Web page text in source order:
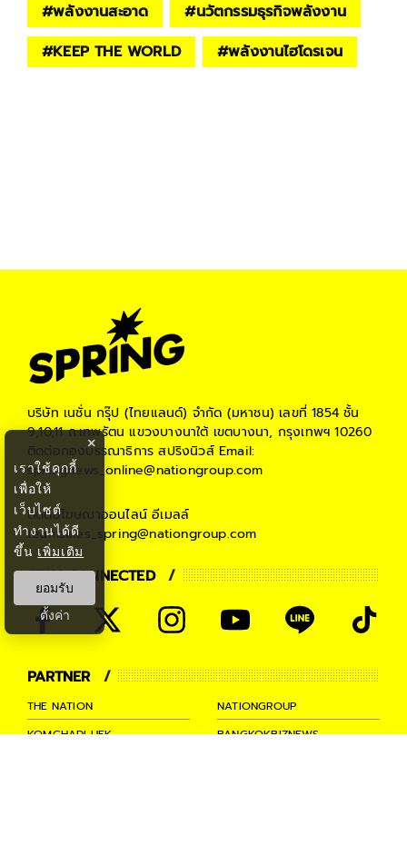
#พลังงานสะอาด #นวัตกรรมธุรกิจพลังงาน
#KEEP THE WORLD #พลังงานไฮโดรเจน
บริษัท เนชั่น กรุ๊ป (ไทยแลนด์) จำกัด (มหาชน) เลขที่ 1854 ชั้น
9,10,11 ถ.เทพรัตน แขวงบางนาใต้ เขตบางนา, กรุงเทพฯ 10260
ติดต่อกองบรรณาธิการ สปริงนิวส์Email:
springnews_online@nationgroup.com
ติดต่อโฆษณาออนไลน์ อีเมลล์
teamsales_spring@nationgroup.com
STAY CONNECTED
PARTNER
THE NATION
NATIONGROUP
KOMCHADLUEK
BANGKOKBIZNEWS
×
เราใช้คุกกี้
เพื่อให้
เว็บไซต์
ทำงานได้ดี
ขึ้น เพิ่มเติม
ยอมรับ
ตั้งค่า